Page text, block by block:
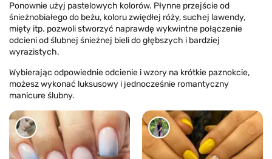
Ponownie użyj pastelowych kolorów. Płynne przejście od
śnieżnobiałego do beżu, koloru zwiędłej róży, suchej lawendy,
mięty itp. pozwoli stworzyć naprawdę wykwintne połączenie
odcieni od ślubnej śnieżnej bieli do głębszych i bardziej
wyrazistych.
Wybierając odpowiednie odcienie i wzory na krótkie paznokcie,
możesz wykonać luksusowy i jednocześnie romantyczny
manicure ślubny.